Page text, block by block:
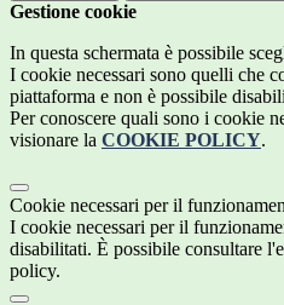
Gestione cookie
In questa schermata è possibile
I cookie necessari sono quelli che
piattaforma e non è possibile
Per conoscere quali sono i cookie
visionare la COOKIE POLICY.
Cookie necessari per il
I cookie necessari per il
disabilitati. È possibile consultare
policy.